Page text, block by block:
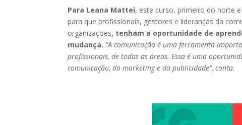
Para Leana Mattei, este curso, primeiro do norte
para que profissionais, gestores e lideranças da
organizações, tenham a oportunidade de
mudança. “A comunicação é uma ferramenta
profissionais, de todas as áreas. Essa é uma
comunicação, do marketing e da publicidade”, conta.